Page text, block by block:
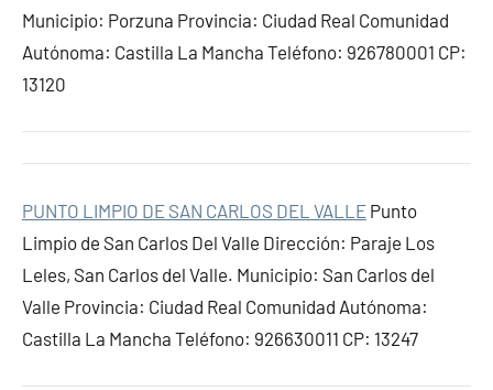
Municipio: Porzuna Provincia: Ciudad Real Comunidad
Autónoma: Castilla La Mancha Teléfono: 926780001 CP:
13120
PUNTO LIMPIO DE SAN CARLOS DEL VALLE Punto
Limpio de San Carlos Del Valle Dirección: Paraje Los
Leles, San Carlos del Valle. Municipio: San Carlos del
Valle Provincia: Ciudad Real Comunidad Autónoma:
Castilla La Mancha Teléfono: 926630011 CP: 13247